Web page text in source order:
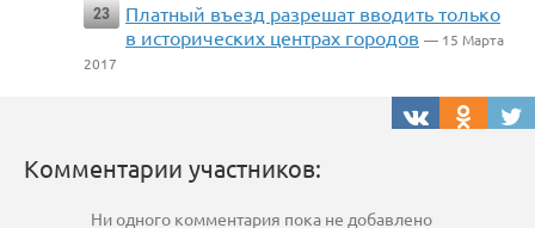
23
Платный въезд разрешат вводить только
в исторических центрах городов — 15 Марта
2017
Комментарии участников:
Ни одного комментария пока не добавлено